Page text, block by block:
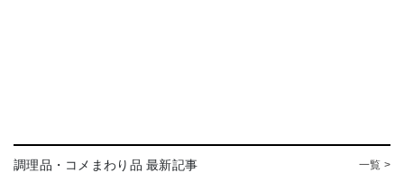
調理品・コメまわり品 最新記事 一覧 >